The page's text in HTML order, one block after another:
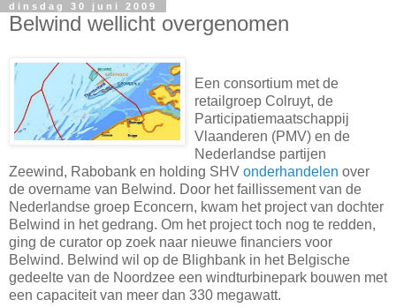
dinsdag 30 juni 2009
Belwind wellicht overgenomen
Een consortium met de
retailgroep Colruyt, de
Participatiemaatschappij
Vlaanderen (PMV) en de
Nederlandse partijen
Zeewind, Rabobank en holding SHV onderhandelen over
de overname van Belwind. Door het faillissement van de
Nederlandse groep Econcern, kwam het project van dochter
Belwind in het gedrang. Om het project toch nog te redden,
ging de curator op zoek naar nieuwe financiers voor
Belwind. Belwind wil op de Blighbank in het Belgische
gedeelte van de Noordzee een windturbinepark bouwen met
een capaciteit van meer dan 330 megawatt.